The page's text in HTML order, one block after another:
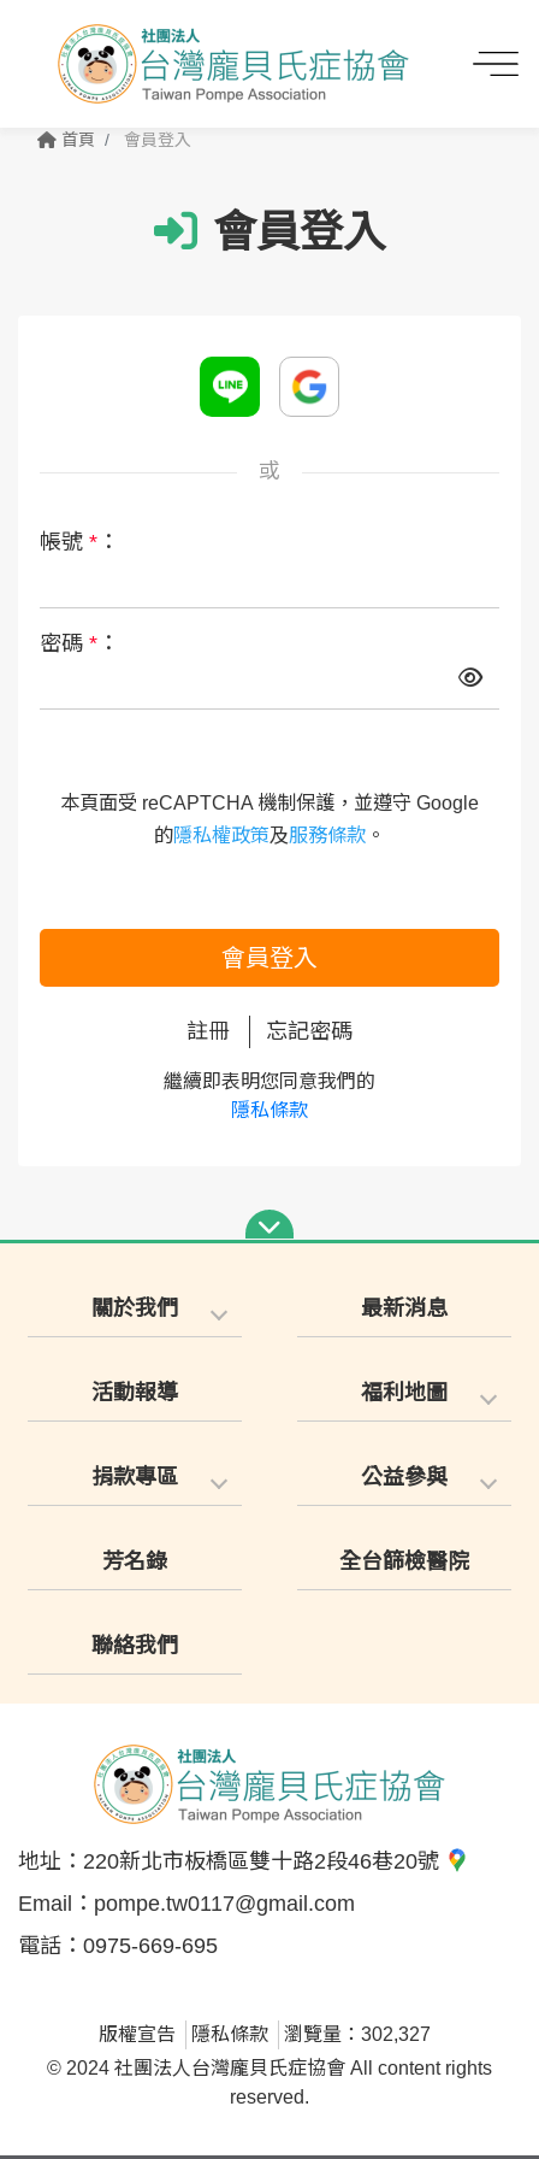
首頁 會員登入
會員登入
或
帳號 * ：
密碼 * ：
本頁面受 reCAPTCHA 機制保護，並遵守 Google
的隱私權政策及服務條款 。
會員登入
註冊 忘記密碼
繼續即表明您同意我們的
隱私條款
關於我們 最新消息
活動報導 福利地圖
捐款專區 公益參與
芳名錄 全台篩檢醫院
聯絡我們
地址： 220新北市板橋區雙十路2段46巷20號
Email： pompe.tw0117@gmail.com
電話： 0975-669-695
版權宣告 隱私條款
瀏覽量：302,327
© 2024 社團法人台灣龐貝氏症協會 All content rights
reserved.